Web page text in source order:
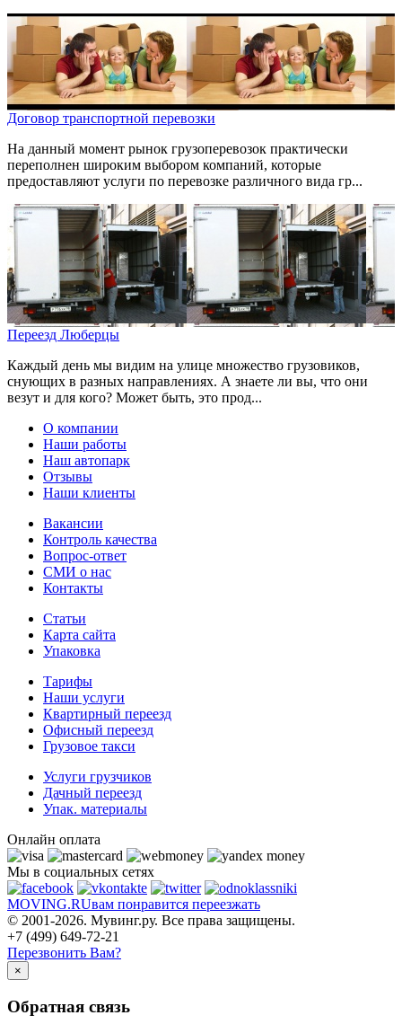
Договор транспортной перевозки
На данный момент рынок грузоперевозок практически
переполнен широким выбором компаний, которые
предоставляют услуги по перевозке различного вида гр...
Переезд Люберцы
Каждый день мы видим на улице множество грузовиков,
снующих в разных направлениях. А знаете ли вы, что они
везут и для кого? Может быть, это прод...
О компании
Наши работы
Наш автопарк
Отзывы
Наши клиенты
Вакансии
Контроль качества
Вопрос-ответ
СМИ о нас
Контакты
Статьи
Карта сайта
Упаковка
Тарифы
Наши услуги
Квартирный переезд
Офисный переезд
Грузовое такси
Услуги грузчиков
Дачный переезд
Упак. материалы
Онлайн оплата
Мы в социальных сетях
MOVING.RUвам понравится переезжать
© 2001-2026. Мувинг.ру. Все права защищены.
+7 (499) 649-72-21
Перезвонить Вам?
×
Обратная связь